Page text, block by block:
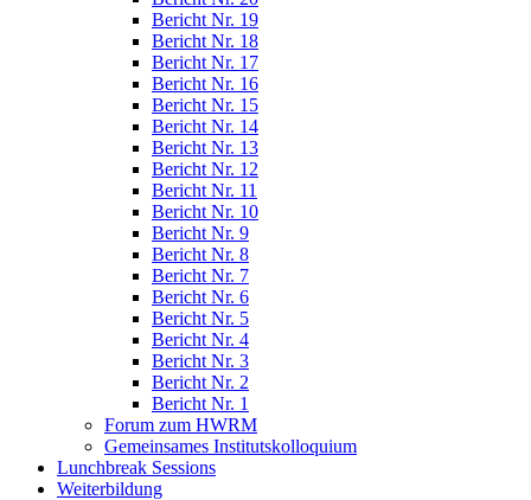
Bericht Nr. 19
Bericht Nr. 18
Bericht Nr. 17
Bericht Nr. 16
Bericht Nr. 15
Bericht Nr. 14
Bericht Nr. 13
Bericht Nr. 12
Bericht Nr. 11
Bericht Nr. 10
Bericht Nr. 9
Bericht Nr. 8
Bericht Nr. 7
Bericht Nr. 6
Bericht Nr. 5
Bericht Nr. 4
Bericht Nr. 3
Bericht Nr. 2
Bericht Nr. 1
Forum zum HWRM
Gemeinsames Institutskolloquium
Lunchbreak Sessions
Weiterbildung